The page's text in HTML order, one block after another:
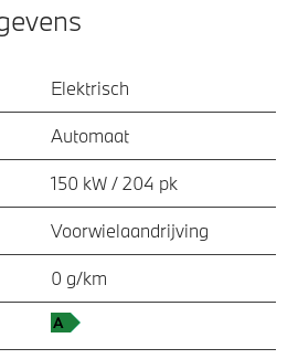
Elektrisch
Automaat
150 kW / 204 pk
Voorwielaandrijving
0 g/km